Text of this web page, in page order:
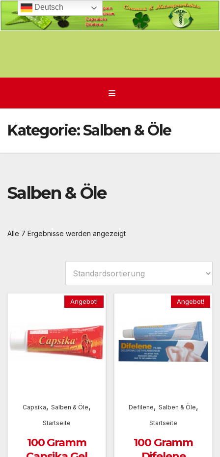
Kategorie:Salben & Öle
Salben & Öle
Alle 7 Ergebnisse werden angezeigt
Angebot!
Capsika, Salben & Öle,
Startseite
100 Gramm
Angebot!
Defilene, Salben & Öle,
Startseite
100 Gramm
Deutsch